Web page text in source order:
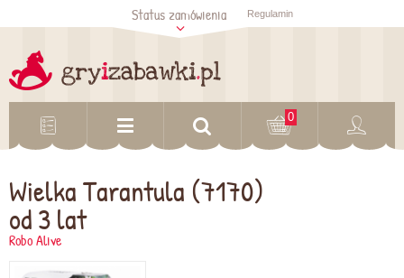
Sprawdź status
zamówienia
Status zamówienia Regulamin
0
Wielka Tarantula (7170)
od 3 lat
Robo Alive